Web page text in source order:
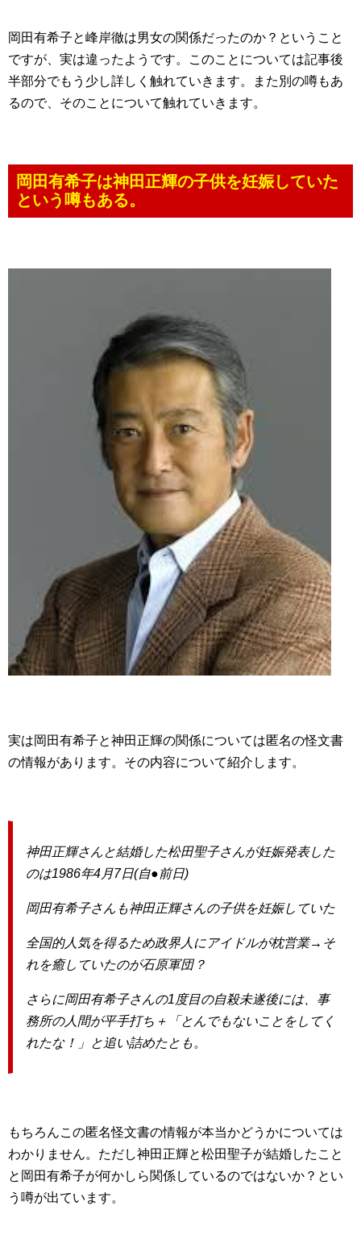
岡田有希子と峰岸徹は男女の関係だったのか？ということ
ですが、実は違ったようです。このことについては記事後
半部分でもう少し詳しく触れていきます。また別の噂もあ
るので、そのことについて触れていきます。
岡田有希子は神田正輝の子供を妊娠していた
という噂もある。
実は岡田有希子と神田正輝の関係については匿名の怪文書
の情報があります。その内容について紹介します。
神田正輝さんと結婚した松田聖子さんが妊娠発表した
のは1986年4月7日(自●前日)
岡田有希子さんも神田正輝さんの子供を妊娠していた
全国的人気を得るため政界人にアイドルが枕営業→そ
れを癒していたのが石原軍団？
さらに岡田有希子さんの1度目の自殺未遂後には、事
務所の人間が平手打ち＋「とんでもないことをしてく
れたな！」と追い詰めたとも。
もちろんこの匿名怪文書の情報が本当かどうかについては
わかりません。ただし神田正輝と松田聖子が結婚したこと
と岡田有希子が何かしら関係しているのではないか？とい
う噂が出ています。